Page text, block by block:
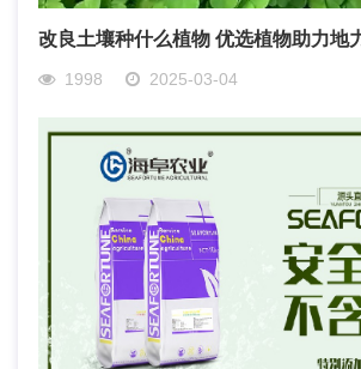
改良土壤种什么植物 优选植物助力地
1998 2025-03-04